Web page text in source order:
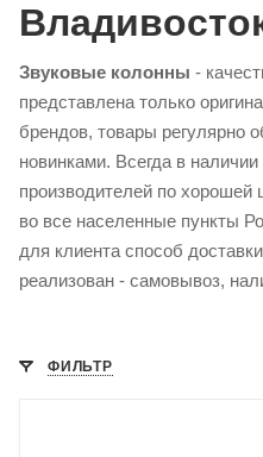
Звуковые колонны -
представлена только
брендов, товары регулярно
новинками. Всегда в
производителей по
во все населенные пункты
для клиента способ
реализован - самовывоз,
ФИЛЬТР